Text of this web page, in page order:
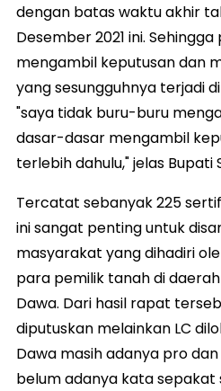
dengan batas waktu akhir
Desember 2021 ini.
mengambil keputusan dan
yang sesungguhnya terjadi
"saya tidak buru-buru
dasar-dasar mengambil
terlebih dahulu," jelas Bupati
Tercatat sebanyak 225
ini sangat penting untuk
masyarakat yang dihadiri
para pemilik tanah di daerah
Dawa. Dari hasil rapat
diputuskan melainkan LC
Dawa masih adanya pro
belum adanya kata sepakat